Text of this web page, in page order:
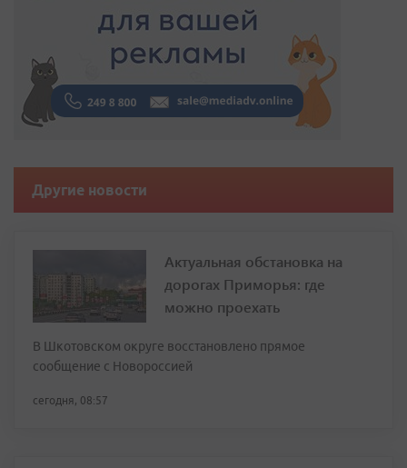
Другие новости
Актуальная обстановка на
дорогах Приморья: где
можно проехать
В Шкотовском округе восстановлено прямое
сообщение с Новороссией
сегодня, 08:57